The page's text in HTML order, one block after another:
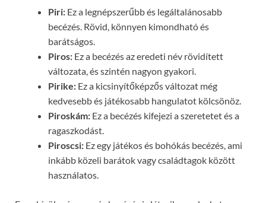
Piri: Ez a legnépszerűbb és legáltalánosabb
becézés. Rövid, könnyen kimondható és
barátságos.
Piros: Ez a becézés az eredeti név rövidített
változata, és szintén nagyon gyakori.
Pirike: Ez a kicsinyítőképzős változat még
kedvesebb és játékosabb hangulatot kölcsönöz.
Piroskám: Ez a becézés kifejezi a szeretetet és a
ragaszkodást.
Piroscsi: Ez egy játékos és bohókás becézés, ami
inkább közeli barátok vagy családtagok között
használatos.